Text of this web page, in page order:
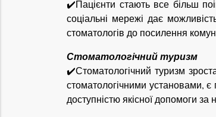
✔️Пацієнти стають все більш
соціальні мережі дає
стоматологів до посилення
Стоматологічний туризм
✔️Стоматологічний туризм
стоматологічними установами,
доступністю якісної допомоги